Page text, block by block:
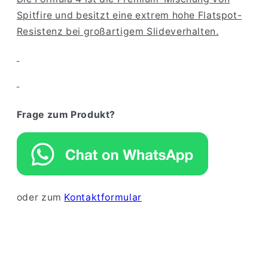
Spitfire und besitzt eine extrem hohe Flatspot-
Resistenz bei großartigem Slideverhalten.
Frage zum Produkt?
oder zum Kontaktformular